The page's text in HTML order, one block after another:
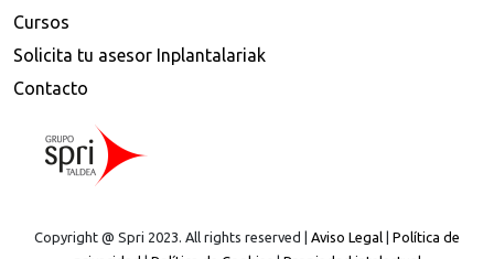
Cursos
Solicita tu asesor Inplantalariak
Contacto
Copyright @ Spri 2023. All rights reserved | Aviso Legal | Política de